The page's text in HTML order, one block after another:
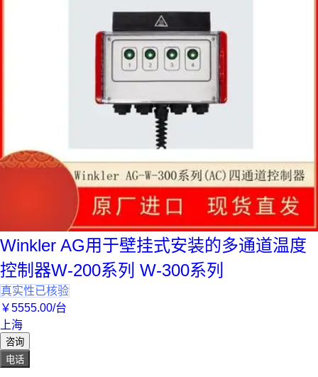
Winkler AG用于壁挂式安装的多通道温度
控制器W-200系列 W-300系列
真实性已核验
￥5555.00/台
上海
咨询
电话